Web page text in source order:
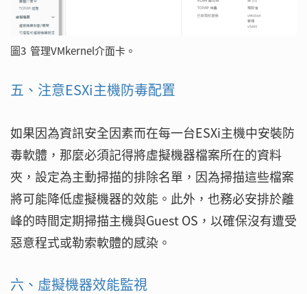
圖3 管理VMkernel介面卡。
五、注意ESXi主機防毒配置
如果因為資訊安全因素而在每一台ESXi主機中安裝防
毒軟體，那麼必須記得將虛擬機器檔案所在的資料
夾，設定為主動掃描的排除名單，因為掃描這些檔案
將可能降低虛擬機器的效能。此外，也務必安排於離
峰的時間定期掃描主機與Guest OS，以確保沒有遭受
惡意程式或勒索軟體的感染。
六、虛擬機器效能監視